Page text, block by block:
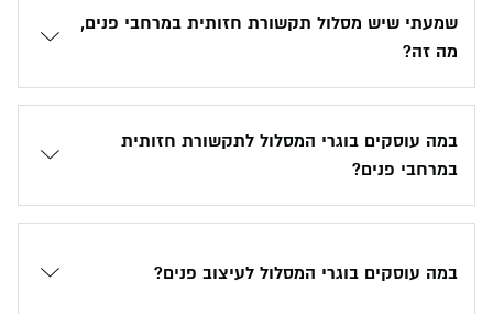
שמעתי שיש מסלול תקשורת חזותית במרחבי פנים,
מה זה?
במה עוסקים בוגרי המסלול לתקשורת חזותית
במרחבי פנים?
במה עוסקים בוגרי המסלול לעיצוב פנים?